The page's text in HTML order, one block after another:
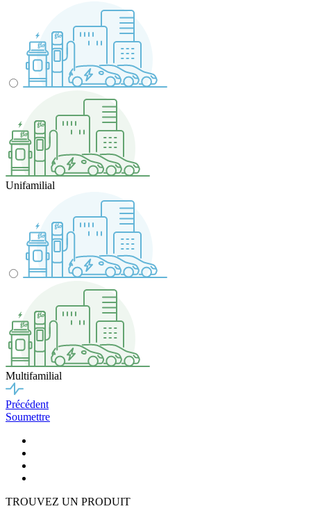
Unifamilial
Multifamilial
Précédent
Soumettre
TROUVEZ UN PRODUIT